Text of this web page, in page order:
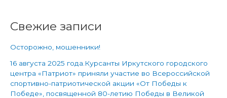
Свежие записи
Осторожно, мошенники!
16 августа 2025 года.Курсанты Иркутского городского
центра «Патриот» приняли участие во Всероссийской
спортивно-патриотической акции «От Победы к
Победе», посвященной 80-летию Победы в Великой